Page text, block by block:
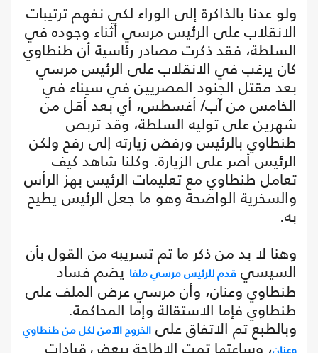
ولو عدنا بالذاكرة إلى الوراء لكي نفهم ترتيبات
الانقلاب على الرئيس مرسي أثناء وجوده في
السلطة، فقد ذكرت مصادر رئاسية أن طنطاوي
كان يرغب في الانقلاب على الرئيس مرسي
بعد مقتل الجنود المصريين في سيناء في
الخامس من آب/ أغسطس، أي بعد أقل من
شهرين على توليه السلطة، وقد تربص
طنطاوي بالرئيس ورفض زيارته إلى رفح ولكن
الرئيس أصر على الزيارة. وكلنا شاهد كيف
تعامل طنطاوي مع تعليمات الرئيس بهز الرأس
والسخرية الواضحة وهو ما جعل الرئيس يطيح
به.
وهنا لا بد من ذكر ما تم تسريبه من القول بأن
السيسي قدم للرئيس مرسي ملفا يضم فساد
طنطاوي وعنان، وأن مرسي عرض الملف على
طنطاوي فإما الاستقالة وإما المحاكمة.
وبالطبع تم الاتفاق على الخروج الآمن لكل من طنطاوي
وعنان، وساعتها تمت الإطاحة ببعض قيادات